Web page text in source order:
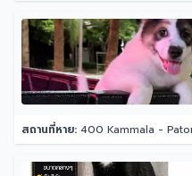
สถานที่หาย: 400 Kammala -